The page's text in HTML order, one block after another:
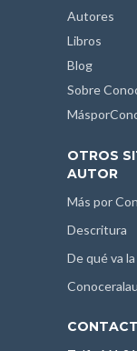
Autores
Libros
Blog
Sobre
OTROS
AUTOR
Más por
Descritura
De qué va